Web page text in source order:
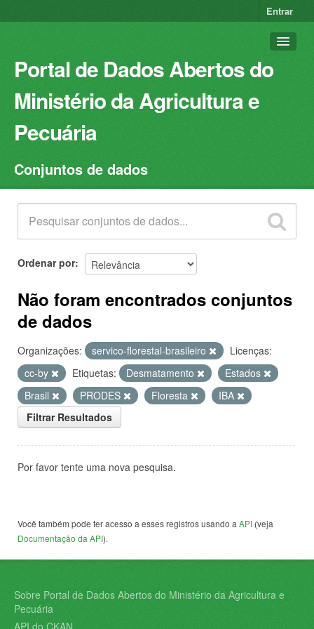
Entrar
Portal de Dados Abertos do
Ministério da Agricultura e
Pecuária
Conjuntos de dados
Organizações
Grupos
Sobre
Conjuntos de dados
Ordenar por
Não foram encontrados conjuntos
de dados
Organizações: servico-florestal-brasileiro
Licenças:
cc-by
Etiquetas: Desmatamento
Estados
Brasil
PRODES Floresta
IBA
Filtrar Resultados
Por favor tente uma nova pesquisa.
Você também pode ter acesso a esses registros usando a API (veja
Documentação da API).
Sobre Portal de Dados Abertos do Ministério da Agricultura e
Pecuária
API do CKAN